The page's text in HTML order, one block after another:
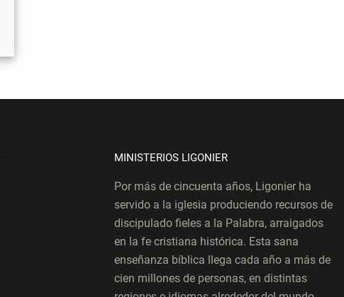
MINISTERIOS LIGONIER
Por más de cincuenta años, Ligonier ha
servido a la iglesia produciendo recursos de
discipulado fieles a la Palabra, arraigados
en la fe cristiana histórica. Esta sana
enseñanza bíblica llega cada año a más de
cien millones de personas, en distintas